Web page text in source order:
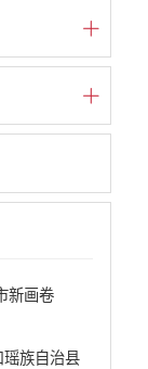
新画卷
瑶族自治县